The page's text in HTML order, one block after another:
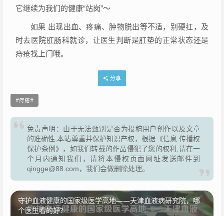
它继续为我们的健康“站岗”～
如果 出现出血、疼痛、肿物脱出等不适，别硬扛，及
时去医院肛肠科就诊，让医生判断是肛垫的正常状态还是
痔疮找上门哦。
分享
痔疮
免责声明：由于无法甄别是否为投稿用户创作以及文章
的准确性,本站尊重并保护知识产权，根据《信息 传播权
保护条例》，如我们转载的作品侵犯了您的权利,请在一
个月内通知我们，请将本侵权页面网址发送邮件到
qingge@88.com，我们会做删除处理。
守护血液健康的国家级医学高地——天津血液病研究院，哪
个医生看的好?